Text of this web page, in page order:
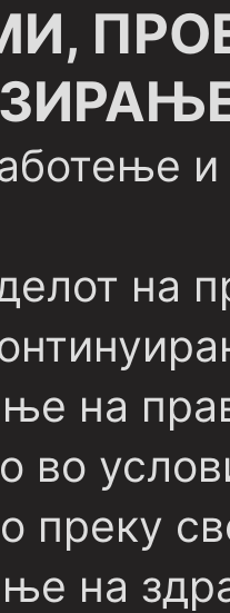
на
на
во
преку
на